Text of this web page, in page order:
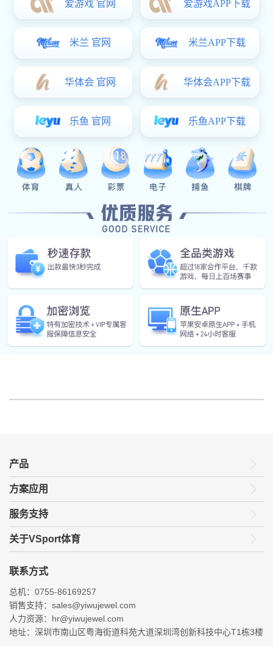
公司邮箱
样品申请
电源管理
电池管理
汽车电子
产品概述
产品概述 收藏
CSC2E101(E2101)
CSC2E101是一款高度集成的、可灵活配置嵌入式控制器
机主板上的核心芯片，用于管理上述设备的开机/关机、休眠/
唤醒、低功耗、安全等，管理主板上串口、鼠标/键盘、
PD/TYPE-C、电压/温度监控等慢速设备，充当CPU和慢速设
备之间的桥梁。
详细信息，请联系VSport体育销售获取。
联系方式
总机：0755-86169257
销售支持：sales@yiwujewel.com
人力资源：hr@yiwujewel.com
地址：深圳市南山区粤海街道科苑大道深圳湾创新科技中心T1栋3楼
产品
方案应用
服务支持
关于VSport体育